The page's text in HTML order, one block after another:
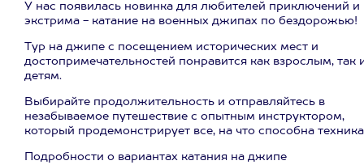
У нас появилась новинка для любителей приключений и
экстрима - катание на военных джипах по бездорожью!
Тур на джипе с посещением исторических мест и
достопримечательностей понравится как взрослым, так
детям.
Выбирайте продолжительность и отправляйтесь в
незабываемое путешествие с опытным инструктором,
который продемонстрирует все, на что способна
Подробности о вариантах катания на джипе